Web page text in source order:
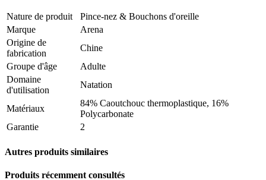
Nature de produit
Pince-nez & Bouchons d'oreille
Marque
Arena
Origine de
fabrication
Chine
Groupe d'âge
Adulte
Domaine
d'utilisation
Natation
Matériaux
84% Caoutchouc thermoplastique, 16%
Polycarbonate
Garantie
2
Autres produits similaires
Produits récemment consultés